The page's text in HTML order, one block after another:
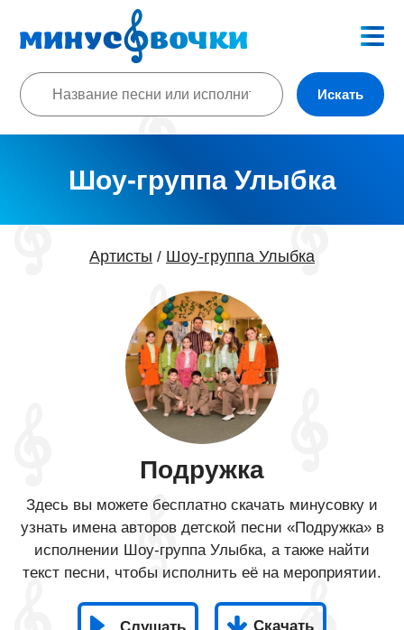
Искать
Шоу-группа Улыбка
Артисты / Шоу-группа Улыбка
Подружка
Здесь вы можете бесплатно скачать минусовку и
узнать имена авторов детской песни «Подружка» в
исполнении Шоу-группа Улыбка, а также найти
текст песни, чтобы исполнить её на мероприятии.
Скачать